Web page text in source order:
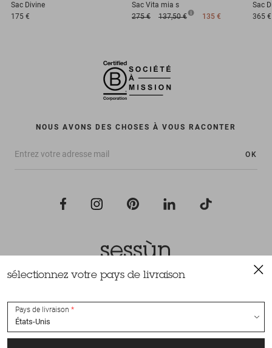
Sac Divine
175 €
Sac Vita mia s
275 €
137,50 € 135 €
Sac
365 €
NOUS AVONS DES CHOSES À VOUS RACONTER
OK
Tous droits réservés Sessùn 2022
sélectionnez votre pays de livraison
Pays de livraison